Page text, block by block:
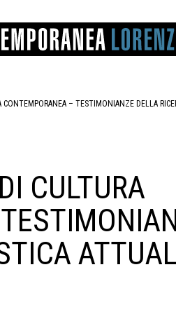
CONTEMPORANEA – TESTIMONIANZE DELLA
CULTURA